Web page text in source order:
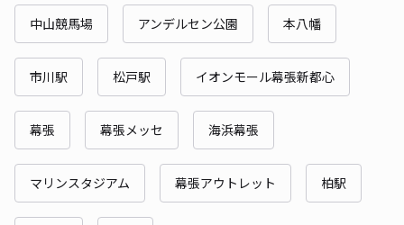
中山競馬場 アンデルセン公園 本八幡
市川駅 松戸駅 イオンモール幕張新都心
幕張 幕張メッセ 海浜幕張
マリンスタジアム 幕張アウトレット 柏駅